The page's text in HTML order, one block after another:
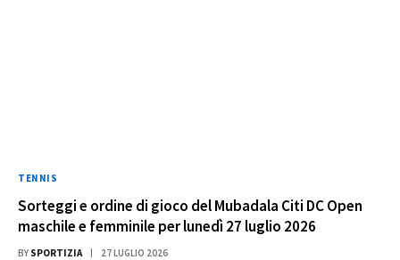
TENNIS
Sorteggi e ordine di gioco del Mubadala Citi DC Open
maschile e femminile per lunedì 27 luglio 2026
BY SPORTIZIA 27 LUGLIO 2026